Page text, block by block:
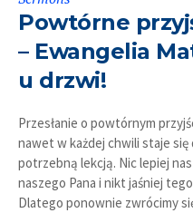
Powtórne
– Ewangelia
u drzwi!
Przesłanie o powtórnym
nawet w każdej chwili staje się
potrzebną lekcją. Nic lepiej
naszego Pana i nikt jaśniej
Dlatego ponownie zwrócimy